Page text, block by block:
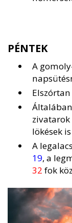
PÉNTEK
A
zivatarok
lökések
A
19, a
32 fok